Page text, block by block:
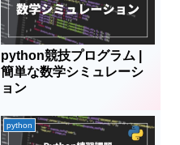
python競技プログラム |
簡単な数学シミュレーシ
ョン
python